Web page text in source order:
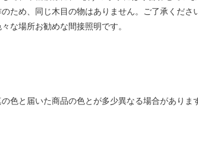
ため、同じ木目の物はありません。ご了承くださ
な場所お勧めな間接照明です。
色と届いた商品の色とが多少異なる場合がありま